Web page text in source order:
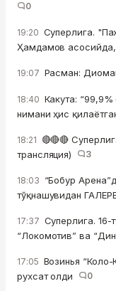
0
19:20 Суперлига.
Ҳамдамов асосийда,
19:07 Расман:
18:40 Какута:
нимани ҳис
18:21 🔴🔴🔴
трансляция)
3
18:03 “Бобур
тўқнашувидан
17:37 Суперлига. 16-
“Локомотив” ва
17:05 Возинья
рухсат олди
0